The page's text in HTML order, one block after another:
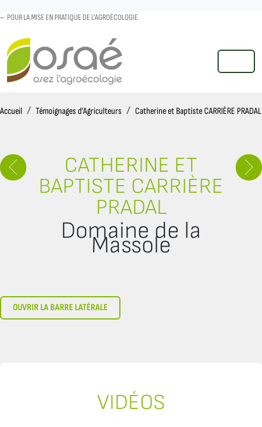
POUR LA MISE EN PRATIQUE DE L'AGROÉCOLOGIE
MENU
Accueil AccueilTémoignages d’Agriculteurs Catherine et Baptiste CARRIÈRE PRADAL
CATHERINE ET
BAPTISTE CARRIÈRE
PRADAL
Domaine de la
Massole
OUVRIR LA BARRE LATÉRALE
VIDÉOS